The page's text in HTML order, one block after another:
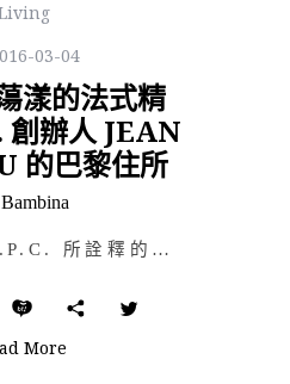
03-04
漾的法式精
創辦人 JEAN
的巴黎住所
Bambina
一直很喜歡 A.P.C. 所詮釋的男孩女孩，就好比那沐浴於春日裡悄悄躲在雲朵後的陽光，讓人不用費力瞇…
More